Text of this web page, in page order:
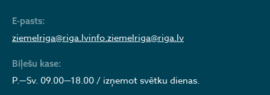
E-pasts:
ziemelriga@riga.lvinfo.ziemelriga@riga.lv
Biļešu kase:
P.—Sv. 09.00—18.00 / izņemot svētku dienas.